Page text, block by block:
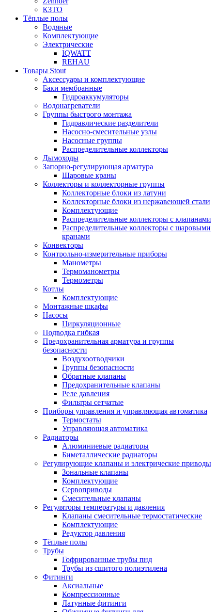
КЗТО
Тёплые полы
Водяные
Комплектующие
Электрические
IQWATT
REHAU
Товары Stout
Аксессуары и комплектующие
Баки мембранные
Гидроаккумуляторы
Водонагреватели
Группы быстрого монтажа
Гидравлические разделители
Насосно-смесительные узлы
Насосные группы
Распределительные коллекторы
Дымоходы
Запорно-регулирующая арматура
Шаровые краны
Коллекторы и коллекторные группы
Коллекторные блоки из латуни
Коллекторные блоки из нержавеющей стали
Комплектующие
Распределительные коллекторы с клапанами
Распределительные коллекторы с шаровыми
кранами
Конвекторы
Контрольно-измерительные приборы
Манометры
Термоманометры
Термометры
Котлы
Комплектующие
Монтажные шкафы
Насосы
Циркуляционные
Подводка гибкая
Предохранительная арматура и группы
безопасности
Воздухоотводчики
Группы безопасности
Обратные клапаны
Предохранительные клапаны
Реле давления
Фильтры сетчатые
Приборы управления и управляющая автоматика
Термостаты
Управляющая автоматика
Радиаторы
Алюминиевые радиаторы
Биметаллические радиаторы
Регулирующие клапаны и электрические приводы
Зональные клапаны
Комплектующие
Сервоприводы
Смесительные клапаны
Регуляторы температуры и давления
Клапаны смесительные термостатические
Комплектующие
Редуктор давления
Тёплые полы
Трубы
Гофрированные трубы пнд
Трубы из сшитого полиэтилена
Фитинги
Аксиальные
Компрессионные
Латунные фитинги